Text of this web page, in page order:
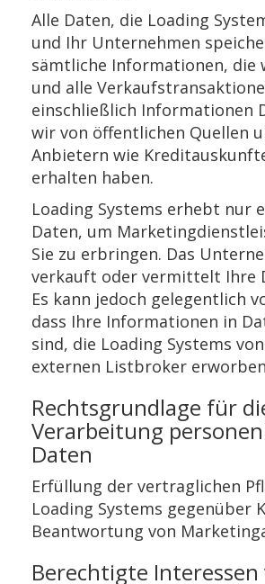
Alle Daten, die Loading
und Ihr Unternehmen
sämtliche Informationen, die
und alle
einschließlich Informationen
wir von öffentlichen Quellen
Anbietern wie
erhalten haben.
Loading Systems erhebt nur
Daten, um
Sie zu erbringen. Das
verkauft oder vermittelt Ihre
Es kann jedoch gelegentlich
dass Ihre Informationen in
sind, die Loading Systems
externen Listbroker
Rechtsgrundlage für
Verarbeitung
Daten
Erfüllung der vertraglichen
Loading Systems gegenüber
Beantwortung von
Berechtigte Interessen